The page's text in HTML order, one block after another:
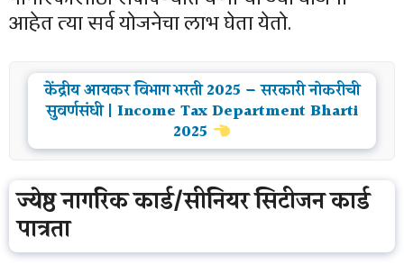
आहेत त्या सर्व योजनेचा लाभ घेता येतो.
केंद्रीय आयकर विभाग भरती 2025 – सरकारी नोकरीची
सुवर्णसंधी | Income Tax Department Bharti
2025
ज्येष्ठ नागरिक कार्ड/सीनियर सिटीजन कार्ड
पात्रता